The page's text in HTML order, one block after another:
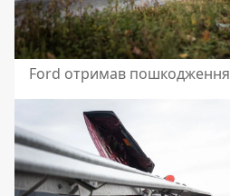
Ford отримав пошкодження